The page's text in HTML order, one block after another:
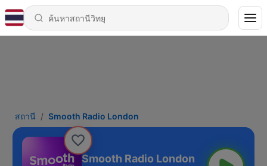
สถานี Smooth Radio London
Smooth Radio London